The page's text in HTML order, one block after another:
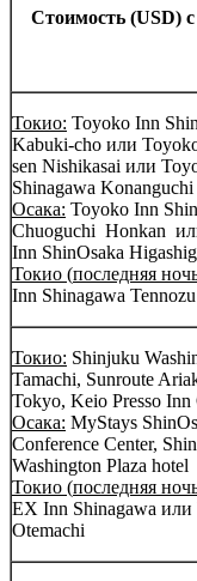
Cтоимость (USD)
Токио: Toyoko Inn
Kabuki-cho или
sen Nishikasai или
Shinagawa
Осака: Toyoko Inn
Chuoguchi Honkan
Inn ShinOsaka
Токио (последняя
Inn Shinagawa Tennozu
Токио: Shinjuku
Tamachi, Sunroute
Tokyo, Keio Presso Inn
Осака: MyStays
Conference Center,
Washington Plaza hotel
Токио (последняя
EX Inn Shinagawa
Otemachi